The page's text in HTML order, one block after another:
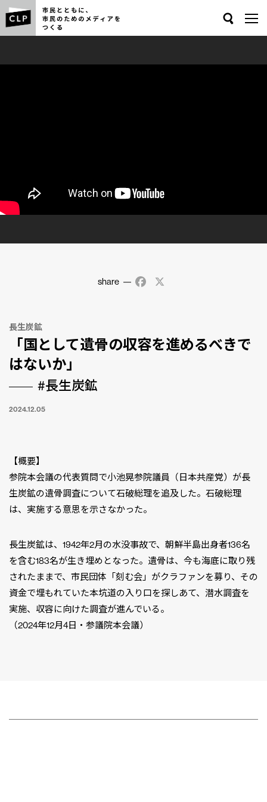
share Facebook
長生炭鉱
「国として遺骨の収容を進めるべきで
はないか」
#長生炭鉱
2024.12.05
【概要】
参院本会議の代表質問で小池晃参院議員（日本共産党）が長
生炭鉱の遺骨調査について石破総理を追及した。石破総理
は、実施する意思を示さなかった。
長生炭鉱は、1942年2月の水没事故で、朝鮮半島出身者136名
を含む183名が生き埋めとなった。遺骨は、今も海底に取り残
されたままで、市民団体「刻む会」がクラファンを募り、その
資金で埋もれていた本坑道の入り口を探しあて、潜水調査を
実施、収容に向けた調査が進んでいる。
（2024年12月4日・参議院本会議）